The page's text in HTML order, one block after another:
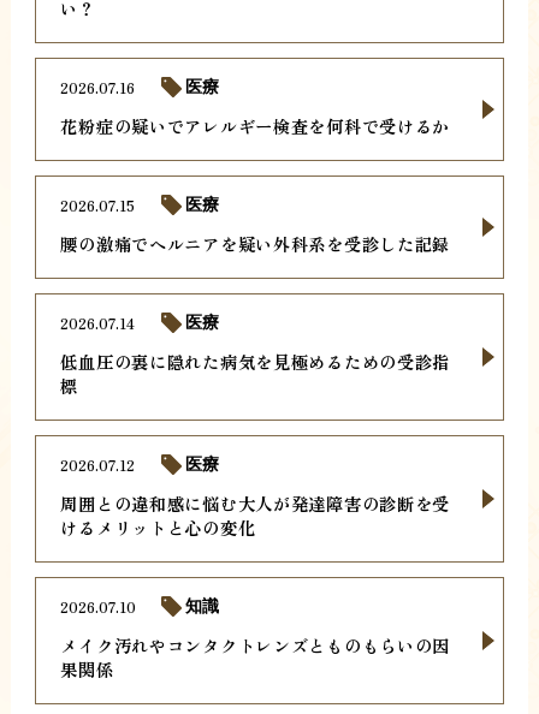
い？
花粉症の疑いでアレルギー検査を何科で受けるか
2026.07.16 医療
腰の激痛でヘルニアを疑い外科系を受診した記録
2026.07.15 医療
低血圧の裏に隠れた病気を見極めるための受診指
標
2026.07.14 医療
周囲との違和感に悩む大人が発達障害の診断を受
けるメリットと心の変化
2026.07.12 医療
メイク汚れやコンタクトレンズとものもらいの因
果関係
2026.07.10 知識